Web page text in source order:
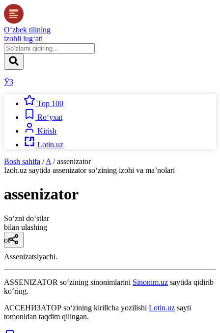
O‘zbek tilining
izohli lug‘ati
ЎЗ
Top 100
Ro‘yxat
Kirish
Lotin.uz
Bosh sahifa / A / assenizator
Izoh.uz saytida assenizatorso‘zining izohi va ma’nolari
assenizator
So‘zni do‘stlar
bilan ulashing
ot
Assenizatsiyachi.
ASSENIZATOR so‘zining sinonimlarini Sinonim.uz saytida qidirib
ko‘ring.
АССЕНИЗАТОР so‘zining kirillcha yozilishi Lotin.uz sayti
tomonidan taqdim qilingan.